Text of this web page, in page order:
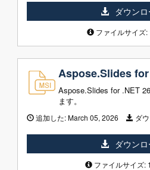
ダウンロ
ファイルサイズ
Aspose.Slides
Aspose.Slides for .NET
ます。
追加した:March 05, 2026 ダ
ダウンロ
ファイルサイズ: